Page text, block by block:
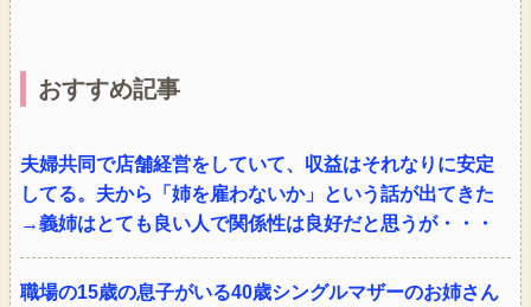
おすすめ記事
夫婦共同で店舗経営をしていて、収益はそれなりに安定
してる。夫から「姉を雇わないか」という話が出てきた
→義姉はとても良い人で関係性は良好だと思うが・・・
職場の15歳の息子がいる40歳シングルマザーのお姉さん